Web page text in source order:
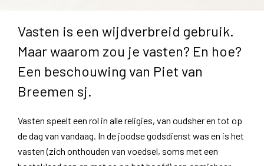
Vasten is een wijdverbreid gebruik.
Maar waarom zou je vasten? En hoe?
Een beschouwing van Piet van
Breemen sj.
Vasten speelt een rol in alle religies, van oudsher en tot op
de dag van vandaag. In de joodse godsdienst was en is het
vasten (zich onthouden van voedsel, soms met een